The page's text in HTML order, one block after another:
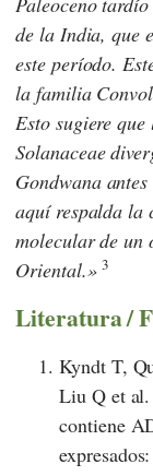
de la India, que
este período.
la familia
Esto sugiere
Solanaceae
Gondwana
aquí respalda la
molecular de un
Oriental.
3
Literatura /
Kyndt T,
Liu Q et al.
contiene